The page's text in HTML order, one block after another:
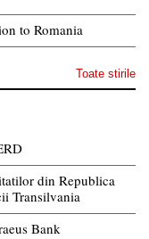
to Romania
Toate stirile
din Republica
Transilvania
Bank